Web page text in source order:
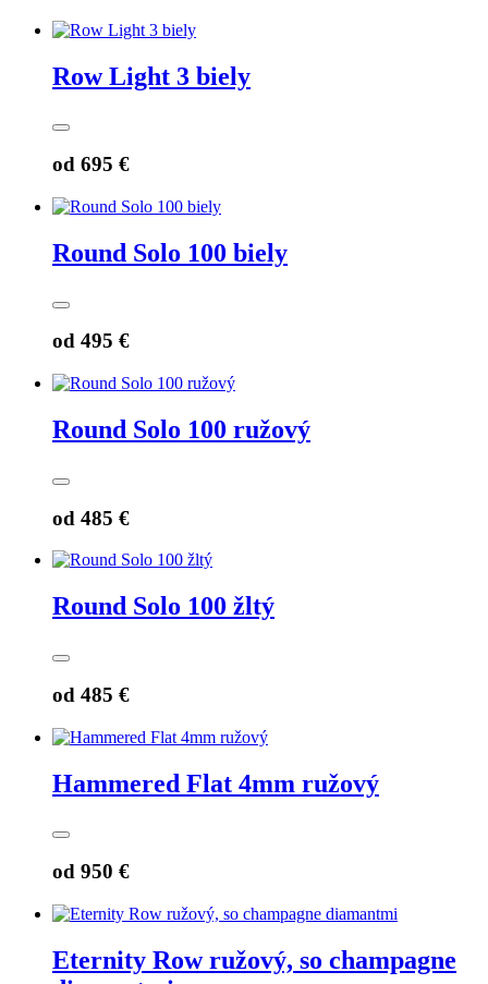
Row Light 3 biely
od 695 €
Round Solo 100 biely
od 495 €
Round Solo 100 ružový
od 485 €
Round Solo 100 žltý
od 485 €
Hammered Flat 4mm ružový
od 950 €
Eternity Row ružový, so champagne